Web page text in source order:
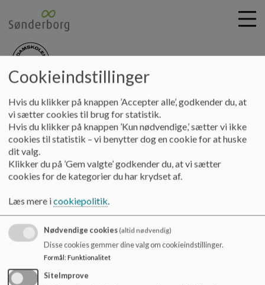
i
nydamskolen
Information Ferieplaner Ferieplan for 25-26
Ferieplan for 25-26
Ferieplan for 25-26
Dokumenter
Ferieplan 25-26.pdf
Cookieindstillinger
Hvis du klikker på knappen ’Accepter alle’, godkender du, at
vi sætter cookies til brug for statistik.
Hvis du klikker på knappen ’Kun nødvendige,’ sætter vi ikke
cookies til statistik – vi benytter dog en cookie for at huske
dit valg.
Klikker du på ’Gem valgte’ godkender du, at vi sætter
cookies for de kategorier du har krydset af.
Læs mere icookiepolitik.
Nødvendige cookies(altid nødvendig)
Disse cookies gemmer dine valg om cookieindstillinger.
Formål: Funktionalitet
SiteImprove